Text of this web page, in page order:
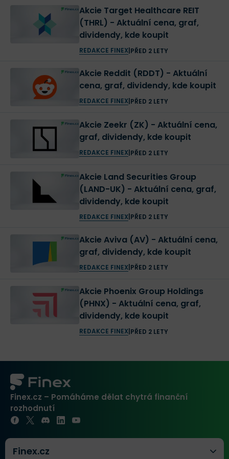
Akcie Target Healthcare REIT
(THRL) - Aktuální cena, graf,
dividendy, kde koupit
REDAKCE FINEX| PŘED 2 LETY
Akcie Reddit (RDDT) - Aktuální
cena, graf, dividendy, kde koupit
REDAKCE FINEX| PŘED 2 LETY
Akcie Zeekr (ZK) - Aktuální cena,
graf, dividendy, kde koupit
REDAKCE FINEX| PŘED 2 LETY
Akcie Land Securities Group
(LAND-UK) - Aktuální cena, graf,
dividendy, kde koupit
REDAKCE FINEX| PŘED 2 LETY
Akcie Aviva (AV) - Aktuální cena,
graf, dividendy, kde koupit
REDAKCE FINEX| PŘED 2 LETY
Akcie Phoenix Group Holdings
(PHNX) - Aktuální cena, graf,
dividendy, kde koupit
REDAKCE FINEX| PŘED 2 LETY
Finex.cz – Pomáháme dělat chytrá finanční
rozhodnutí
Finex.cz